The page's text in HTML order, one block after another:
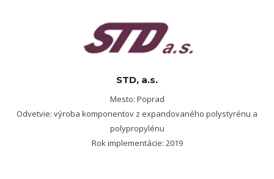
STD, a.s.
Mesto: Poprad
Odvetvie: výroba komponentov z expandovaného polystyrénu a
polypropylénu
Rok implementácie: 2019